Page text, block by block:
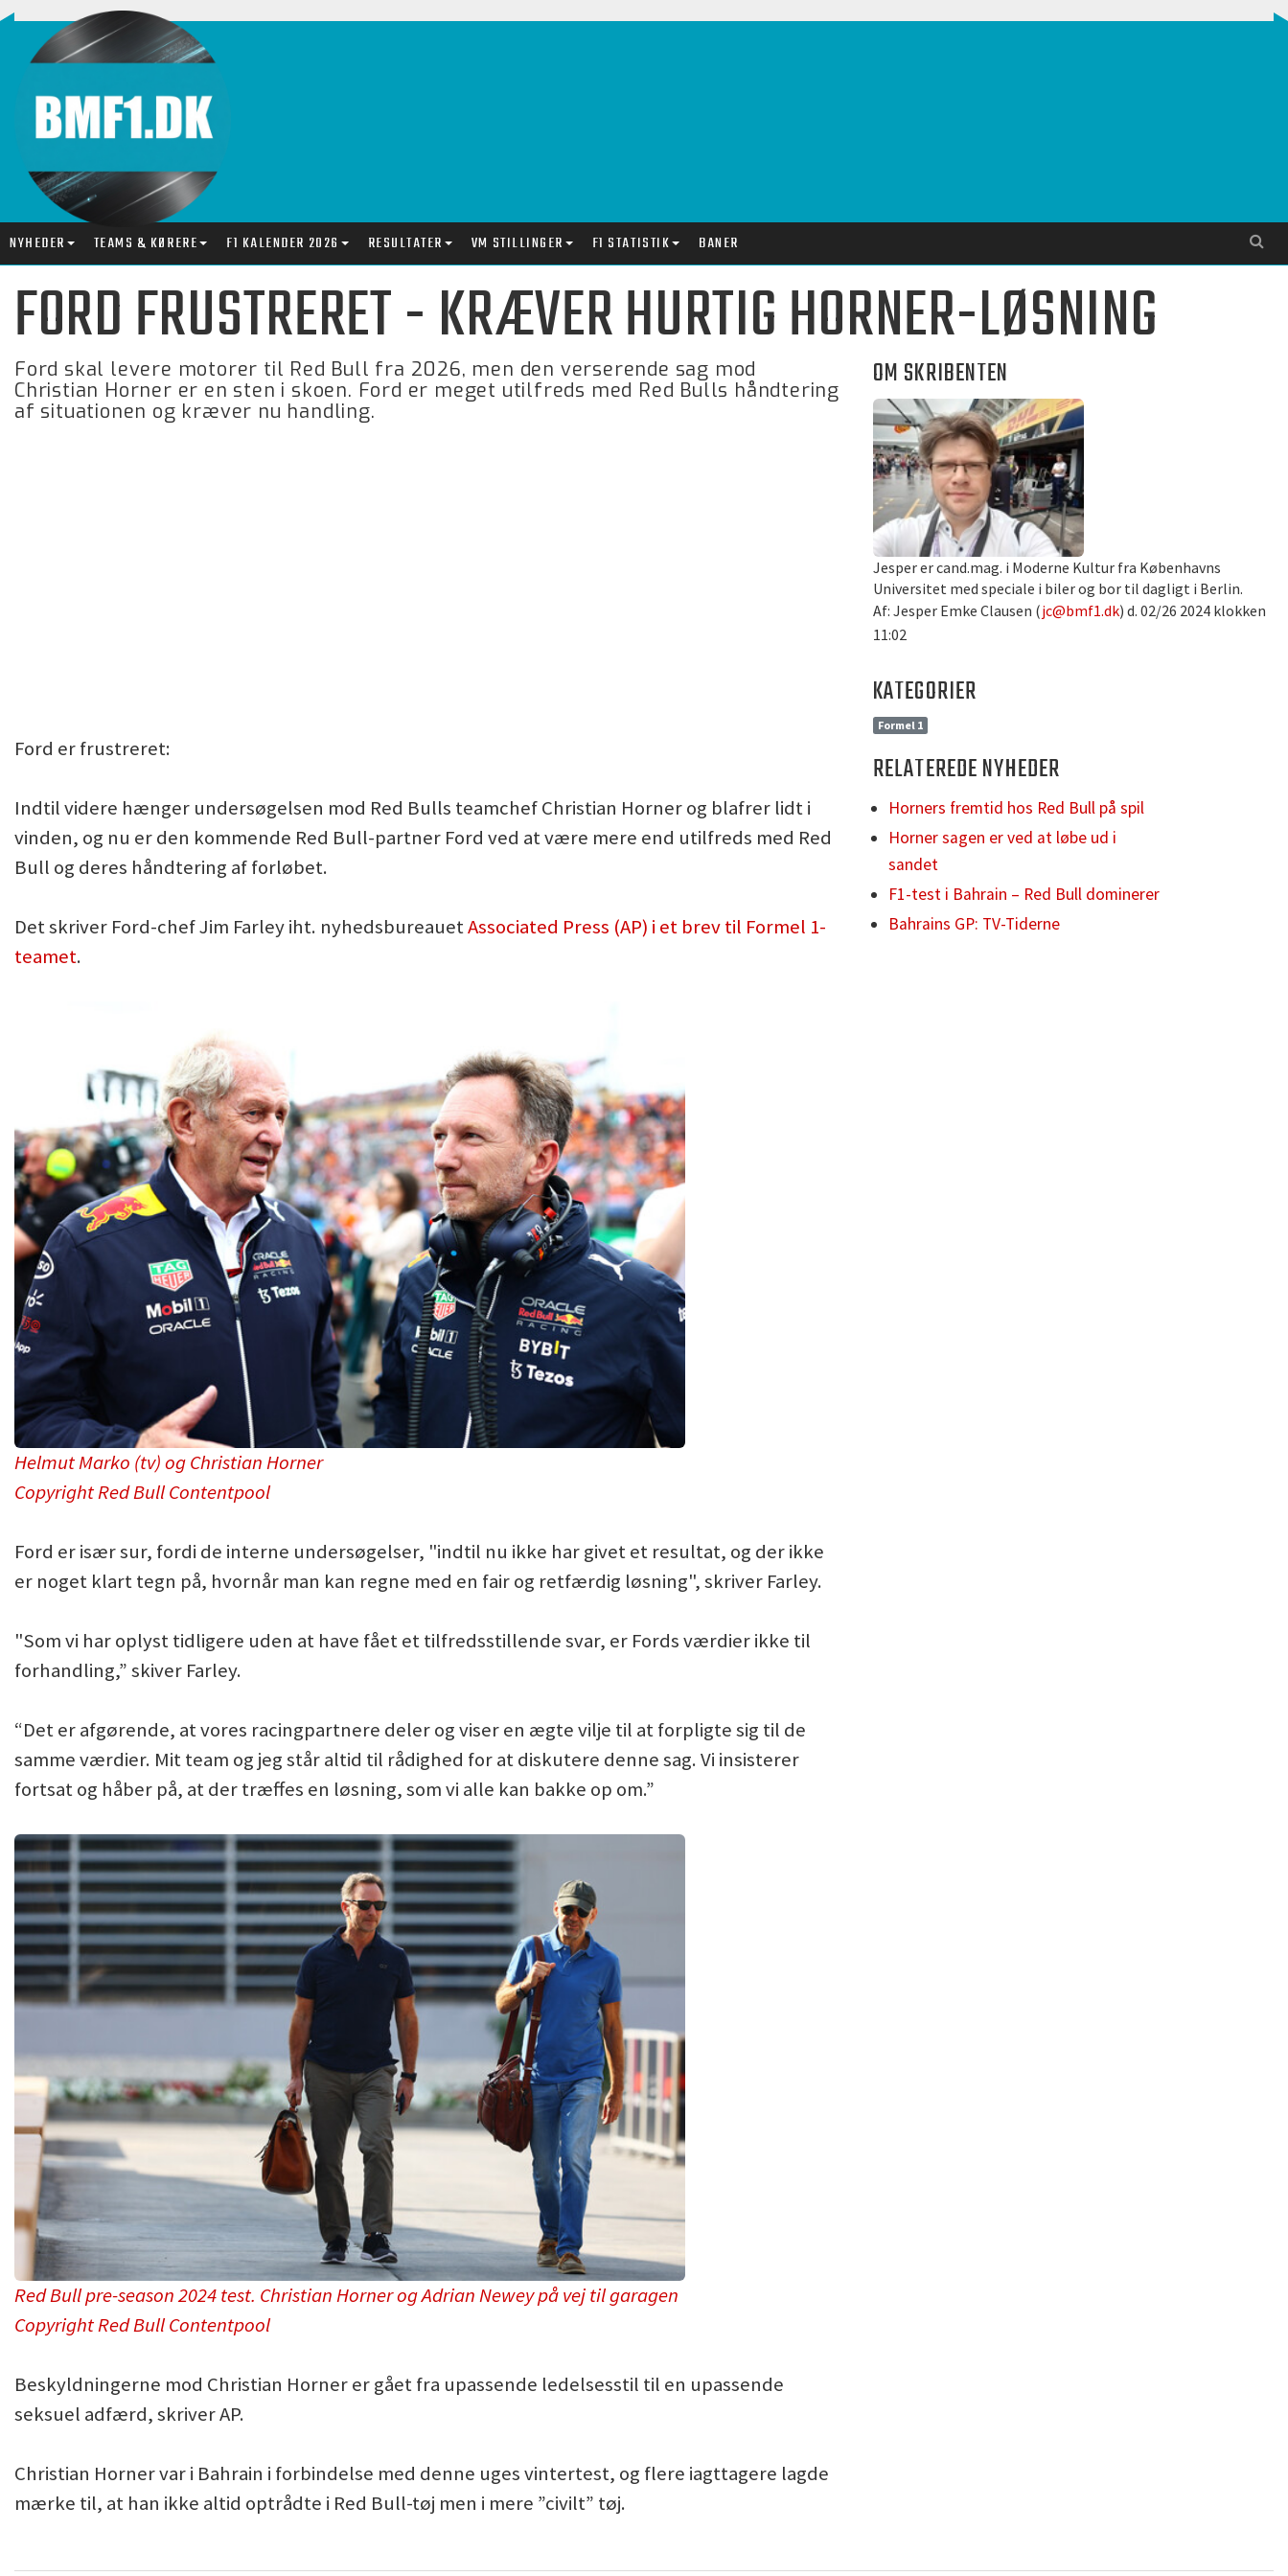
NYHEDER TEAMS & KØRERE F1 KALENDER 2026 RESULTATER VM STILLINGER F1 STATISTIK BANER
FORD FRUSTRERET - KRÆVER HURTIG HORNER-LØSNING
Ford skal levere motorer til Red Bull fra 2026, men den verserende sag mod
Christian Horner er en sten i skoen. Ford er meget utilfreds med Red Bulls håndtering
af situationen og kræver nu handling.
OM SKRIBENTEN
Jesper er cand.mag. i Moderne Kultur fra Københavns
Universitet med speciale i biler og bor til dagligt i Berlin.
Af: Jesper Emke Clausen (jc@bmf1.dk) d. 02/26 2024 klokken
11:02
KATEGORIER
Formel 1
Ford er frustreret:
Indtil videre hænger undersøgelsen mod Red Bulls teamchef Christian Horner og blafrer lidt i
vinden, og nu er den kommende Red Bull-partner Ford ved at være mere end utilfreds med Red
Bull og deres håndtering af forløbet.
Det skriver Ford-chef Jim Farley iht. nyhedsbureauetAssociated Press (AP) i et brev til Formel 1-
teamet.
Helmut Marko (tv) og Christian Horner
Copyright Red Bull Contentpool
Ford er især sur, fordi de interne undersøgelser, "indtil nu ikke har givet et resultat, og der ikke
er noget klart tegn på, hvornår man kan regne med en fair og retfærdig løsning", skriver Farley.
"Som vi har oplyst tidligere uden at have fået et tilfredsstillende svar, er Fords værdier ikke til
forhandling,” skiver Farley.
“Det er afgørende, at vores racingpartnere deler og viser en ægte vilje til at forpligte sig til de
samme værdier. Mit team og jeg står altid til rådighed for at diskutere denne sag. Vi insisterer
fortsat og håber på, at der træffes en løsning, som vi alle kan bakke op om.”
Red Bull pre-season 2024 test. Christian Horner og Adrian Newey på vej til garagen
Copyright Red Bull Contentpool
Beskyldningerne mod Christian Horner er gået fra upassende ledelsesstil til en upassende
seksuel adfærd, skriver AP.
Christian Horner var i Bahrain i forbindelse med denne uges vintertest, og flere iagttagere lagde
mærke til, at han ikke altid optrådte i Red Bull-tøj men i mere ”civilt” tøj.
RELATEREDE NYHEDER
Horners fremtid hos Red Bull på spil
Horner sagen er ved at løbe ud i
sandet
F1-test i Bahrain – Red Bull dominerer
Bahrains GP: TV-Tiderne